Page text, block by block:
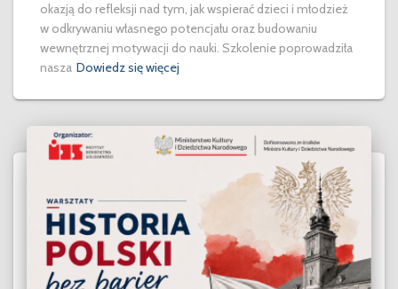
okazją do refleksji nad tym, jak wspierać dzieci i młodzież
w odkrywaniu własnego potencjału oraz budowaniu
wewnętrznej motywacji do nauki. Szkolenie poprowadziła
nasza Dowiedz się więcej